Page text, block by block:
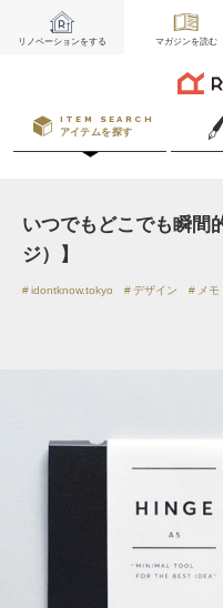
リノベーションをする マガジンを読む
ITEM SEARCH
アイテムを探す
いつでもどこでも瞬間
ジ）】
idontknow.tokyo デザイン メモ